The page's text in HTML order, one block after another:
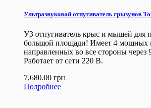
Ультразвуковой отпугиватель грызунов
УЗ отпугиватель крыс и мышей для
большой площади! Имеет 4 мощных
направленных во все стороны через
Работает от сети 220 В.
7,680.00 грн
Подробнее